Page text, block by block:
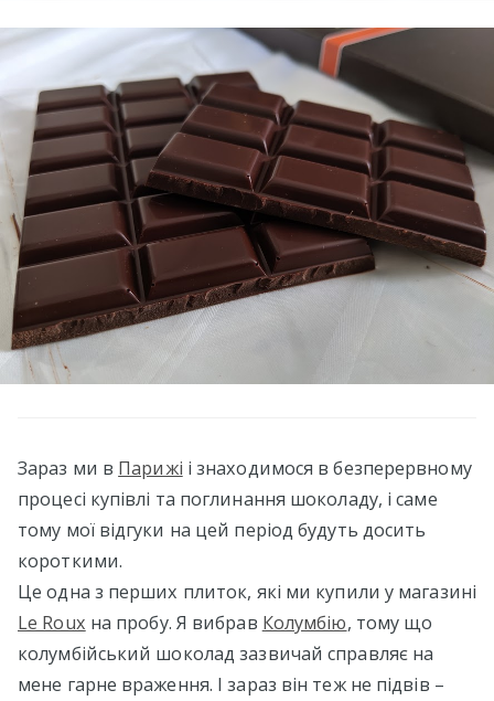
Зараз ми в Парижі і знаходимося в безперервному
процесі купівлі та поглинання шоколаду, і саме
тому мої відгуки на цей період будуть досить
короткими.
Це одна з перших плиток, які ми купили у магазині
Le Roux на пробу. Я вибрав Колумбію, тому що
колумбійський шоколад зазвичай справляє на
мене гарне враження. І зараз він теж не підвів –